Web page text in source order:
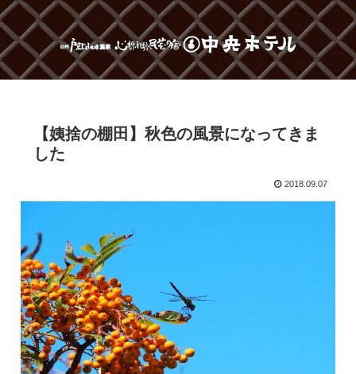
【姨捨の棚田】秋色の風景になってきま
した
2018.09.07